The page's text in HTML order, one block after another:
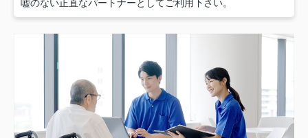
嘘のない正直なパートナーとしてご利用下さい。